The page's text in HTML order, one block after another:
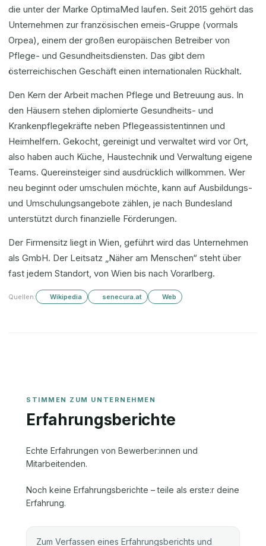
die unter der Marke OptimaMed laufen. Seit 2015 gehört das
Unternehmen zur französischen emeis-Gruppe (vormals
Orpea), einem der großen europäischen Betreiber von
Pflege- und Gesundheitsdiensten. Das gibt dem
österreichischen Geschäft einen internationalen Rückhalt.
Den Kern der Arbeit machen Pflege und Betreuung aus. In
den Häusern stehen diplomierte Gesundheits- und
Krankenpflegekräfte neben Pflegeassistentinnen und
Heimhelfern. Gekocht, gereinigt und verwaltet wird vor Ort,
also haben auch Küche, Haustechnik und Verwaltung eigene
Teams. Quereinsteiger sind ausdrücklich willkommen. Wer
neu beginnt oder umschulen möchte, kann auf Ausbildungs-
und Umschulungsangebote zählen, je nach Bundesland
unterstützt durch finanzielle Förderungen.
Der Firmensitz liegt in Wien, geführt wird das Unternehmen
als GmbH. Der Leitsatz „Näher am Menschen“ steht über
fast jedem Standort, von Wien bis nach Vorarlberg.
Quellen: Wikipedia senecura.at Web
Erfahrungsberichte
Echte Erfahrungen von Bewerber:innen und
Mitarbeitenden.
Noch keine Erfahrungsberichte – teile als erste:r deine
Erfahrung.
Zum Verfassen eines Erfahrungsberichts und